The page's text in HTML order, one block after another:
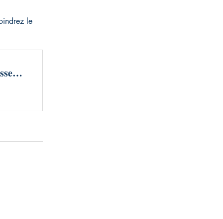
le
Ki-Mwama 1 La Science de l’enrichissement Kongo